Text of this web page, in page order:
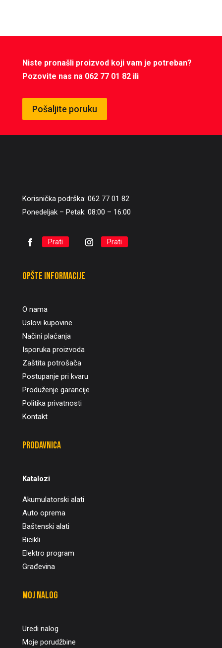
Niste pronašli proizvod koji vam je potreban?
Pozovite nas na 062 77 01 82 ili
Pošaljite poruku
Korisnička podrška: 062 77 01 82
Ponedeljak – Petak: 08:00 – 16:00
Prati Prati
Opšte informacije
O nama
Uslovi kupovine
Načini plaćanja
Isporuka proizvoda
Zaštita potrošača
Postupanje pri kvaru
Produženje garancije
Politika privatnosti
Kontakt
Prodavnica
Katalozi
Akumulatorski alati
Auto oprema
Baštenski alati
Bicikli
Elektro program
Građevina
Moj nalog
Uredi nalog
Moje porudžbine